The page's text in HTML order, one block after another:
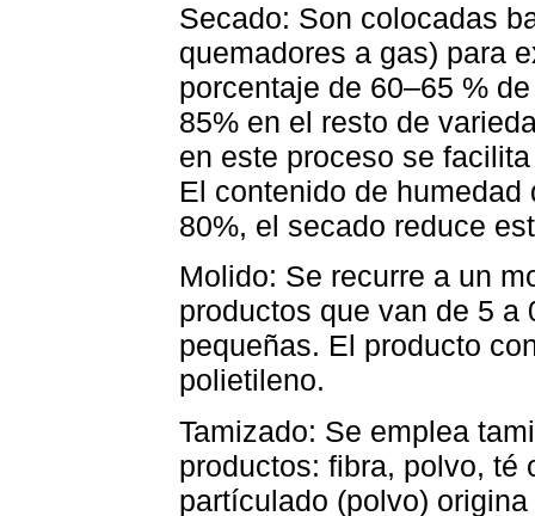
Secado: Son colocadas
quemadores a gas) para
porcentaje de 60–65 %
85% en el resto de
en este proceso se
El contenido de
80%, el secado reduce
Molido: Se recurre a un
productos que van de 5
pequeñas. El producto
polietileno.
Tamizado: Se emplea
productos: fibra, polvo, té
partículado (polvo)